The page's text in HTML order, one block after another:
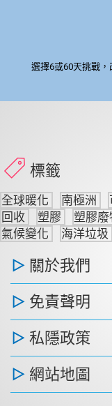
選擇6或60天挑戰
標籤
全球暖化 南極洲
回收
塑膠 塑膠廢
氣候變化
海洋垃圾
關於我們
免責聲明
私隱政策
網站地圖